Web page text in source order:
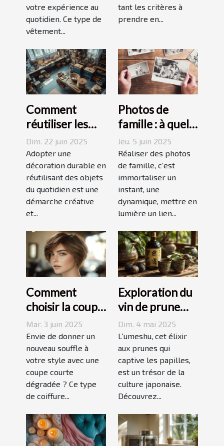
votre expérience au
quotidien. Ce type de
vêtement...
tant les critères à
prendre en...
Comment
réutiliser les
objets du
quotidien pour
une décoration
durable
Dim. 22 juin 2025
Adopter une
décoration durable en
réutilisant des objets
du quotidien est une
démarche créative
et...
Photos de
famille : à quel
photographe
confier cette
tâche à
Grenoble ?
Jeu. 5 juin 2025
Réaliser des photos
de famille, c’est
immortaliser un
instant, une
dynamique, mettre en
lumière un lien...
Comment
choisir la coupe
courte
dégradée
parfaite pour
votre visage
Mar. 3 juin 2025
Envie de donner un
nouveau souffle à
votre style avec une
coupe courte
dégradée ? Ce type
de coiffure...
Exploration du
vin de prune
umeshu :
origines,
saveurs et
accords
Dim. 4 mai 2025
L'umeshu, cet élixir
aux prunes qui
captive les papilles,
est un trésor de la
culture japonaise.
Découvrez...